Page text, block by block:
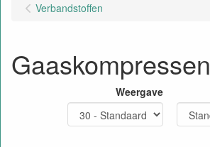
Verbandstoffen
Gaaskompressen
Weergave